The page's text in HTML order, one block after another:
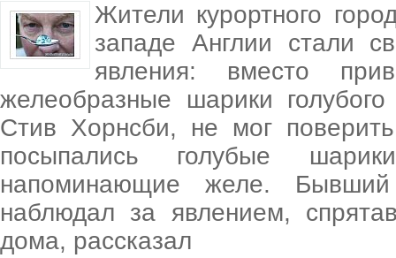
Жители курортного
западе Англии стали
явления: вместо
желеобразные шарики
Стив Хорнсби, не мог
посыпались голубые
напоминающие желе.
наблюдал за явлением,
дома, рассказал